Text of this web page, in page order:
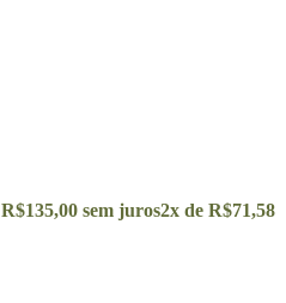
R$135,00 sem juros2x de R$71,58